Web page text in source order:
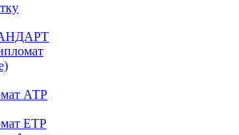
АТР
ЕТР